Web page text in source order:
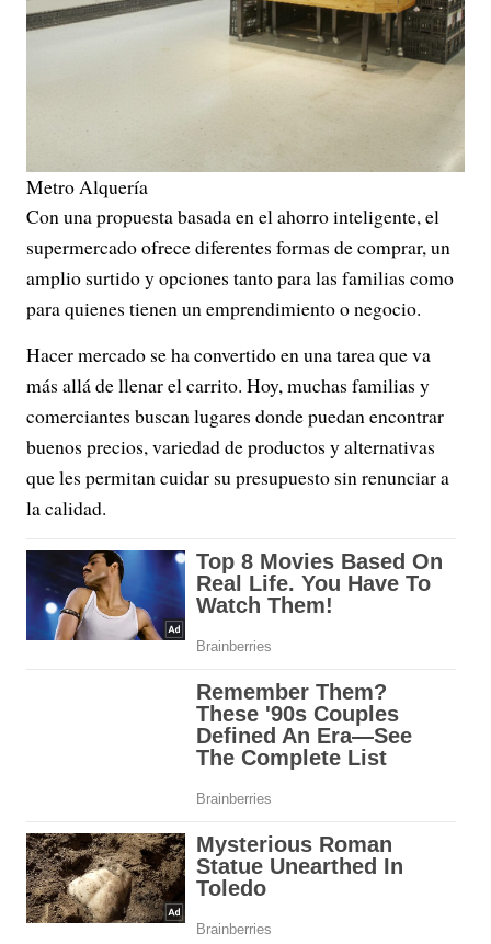
Metro Alquería
Con una propuesta basada en el ahorro inteligente, el
supermercado ofrece diferentes formas de comprar, un
amplio surtido y opciones tanto para las familias como
para quienes tienen un emprendimiento o negocio.
Hacer mercado se ha convertido en una tarea que va
más allá de llenar el carrito. Hoy, muchas familias y
comerciantes buscan lugares donde puedan encontrar
buenos precios, variedad de productos y alternativas
que les permitan cuidar su presupuesto sin renunciar a
la calidad.